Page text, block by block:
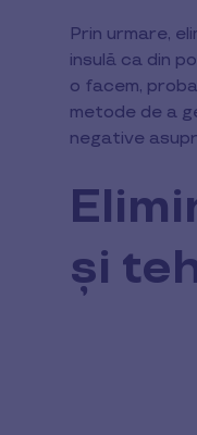
Prin urmare,
insulă ca din
o facem,
metode de a
negative
și